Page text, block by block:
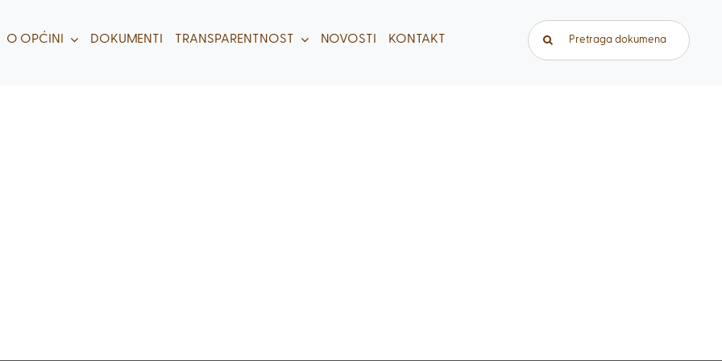
O OPĆINI DOKUMENTI TRANSPARENTNOST NOVOSTI KONTAKT Traži...